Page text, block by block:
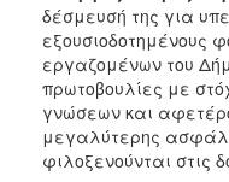
δέσμευσή της για
εξουσιοδοτημένους
εργαζομένων του
πρωτοβουλίες με
γνώσεων και
μεγαλύτερης
φιλοξενούνται στις